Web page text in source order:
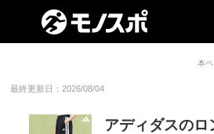
本
最終更新日：2026/08/04
アディダスの